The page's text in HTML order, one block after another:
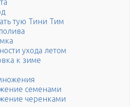
тую Тини Тим
ухода летом
к зиме
семенами
черенками